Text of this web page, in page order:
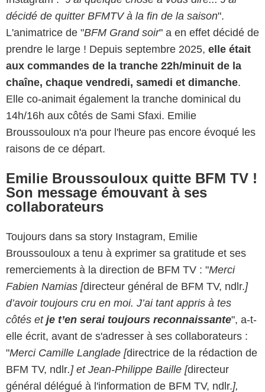
décidé de quitter BFMTV à la fin de la saison".
L'animatrice de "BFM Grand soir" a en effet décidé de
prendre le large ! Depuis septembre 2025, elle était
aux commandes de la tranche 22h/minuit de la
chaîne, chaque vendredi, samedi et dimanche.
Elle co-animait également la tranche dominical du
14h/16h aux côtés de Sami Sfaxi. Emilie
Broussouloux n'a pour l'heure pas encore évoqué les
raisons de ce départ.
Emilie Broussouloux quitte BFM TV !
Son message émouvant à ses
collaborateurs
Toujours dans sa story Instagram, Emilie
Broussouloux a tenu à exprimer sa gratitude et ses
remerciements à la direction de BFM TV : "Merci
Fabien Namias [directeur général de BFM TV, ndlr.]
d’avoir toujours cru en moi. J’ai tant appris à tes
côtés et je t’en serai toujours reconnaissante", a-t-
elle écrit, avant de s'adresser à ses collaborateurs :
"Merci Camille Langlade [directrice de la rédaction de
BFM TV, ndlr.] et Jean-Philippe Baille [directeur
général délégué à l'information de BFM TV, ndlr.],